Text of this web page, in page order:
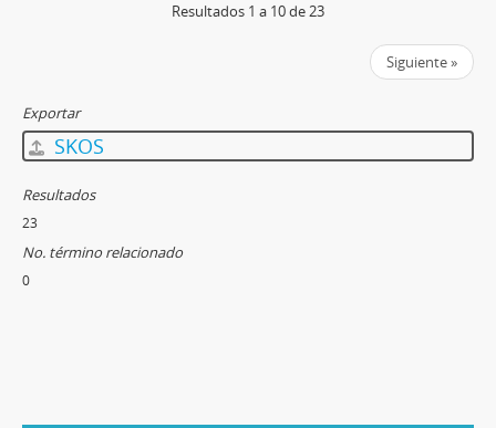
Resultados 1 a 10 de 23
Siguiente »
Exportar
SKOS
Resultados
23
No. término relacionado
0